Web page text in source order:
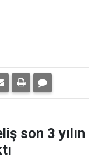
son 3 yılın